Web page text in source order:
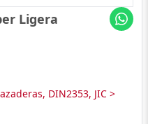
Ligera
DIN2353, JIC >